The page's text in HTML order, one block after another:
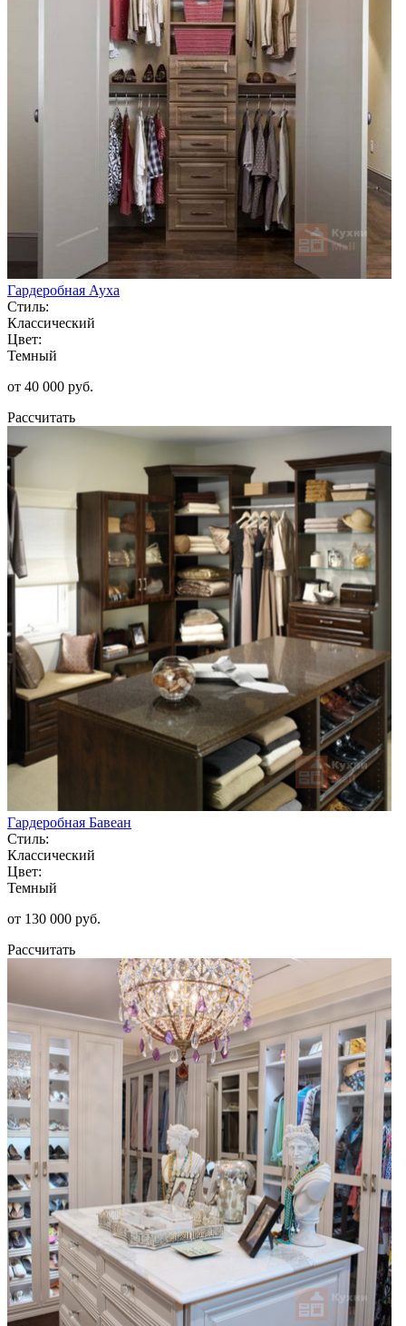
Гардеробная Ауха
Стиль:
Классический
Цвет:
Темный
от 40 000 руб.
Рассчитать
Гардеробная Бавеан
Стиль:
Классический
Цвет:
Темный
от 130 000 руб.
Рассчитать